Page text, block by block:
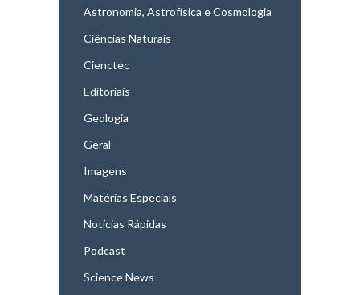
Astronomia, Astrofísica e Cosmologia
Ciências Naturais
Cienctec
Editoriais
Geologia
Geral
Imagens
Matérias Especiais
Notícias Rápidas
Podcast
Science News